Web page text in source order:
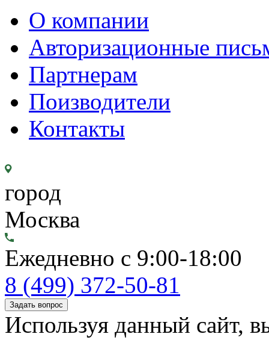
О компании
Авторизационные
Партнерам
Поизводители
Контакты
город
Москва
Ежедневно с 9:00-18:00
8 (499) 372-50-81
Задать вопрос
Используя данный сайт,